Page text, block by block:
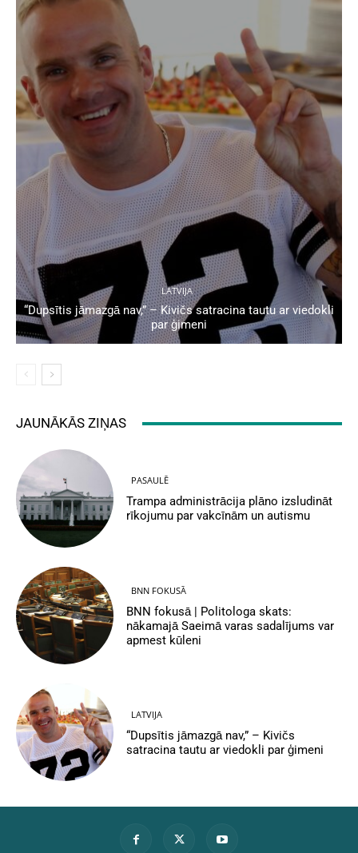
LATVIJA
“Dupsītis jāmazgā nav,” – Kivičs satracina tautu ar viedokli
par ģimeni
JAUNĀKĀS ZIŅAS
PASAULĒ
Trampa administrācija plāno izsludināt
rīkojumu par vakcīnām un autismu
BNN FOKUSĀ
BNN fokusā | Politologa skats:
nākamajā Saeimā varas sadalījums var
apmest kūleni
LATVIJA
“Dupsītis jāmazgā nav,” – Kivičs
satracina tautu ar viedokli par ģimeni